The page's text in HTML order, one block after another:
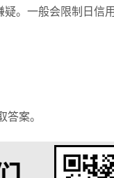
。一般会限制日信
答案。